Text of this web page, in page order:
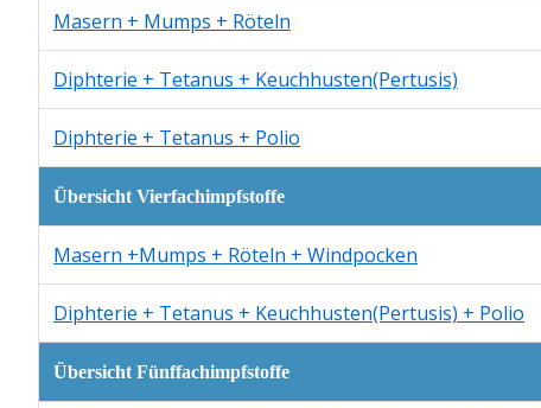
Masern + Mumps + Röteln
Diphterie + Tetanus + Keuchhusten(Pertusis)
Diphterie + Tetanus + Polio
Übersicht Vierfachimpfstoffe
Masern +Mumps + Röteln + Windpocken
Diphterie + Tetanus + Keuchhusten(Pertusis) + Polio
Übersicht Fünffachimpfstoffe